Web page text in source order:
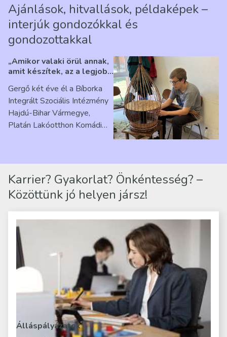
Ajánlások, hitvallások, példaképek –
interjúk gondozókkal és
gondozottakkal
„Amikor valaki örül annak,
amit készítek, az a legjobb
Ribárszky Gergő ellátottal
Gergő két éve él a Bíborka
Integrált Szociális Intézmény
Hajdú-Bihar Vármegye,
Platán Lakóotthon Komádi
Karrier? Gyakorlat? Önkéntesség? –
Közöttünk jó helyen jársz!
Álláspályázatok